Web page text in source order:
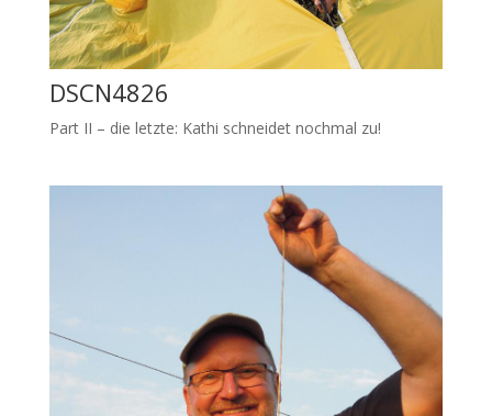
DSCN4826
Part II – die letzte: Kathi schneidet nochmal zu!